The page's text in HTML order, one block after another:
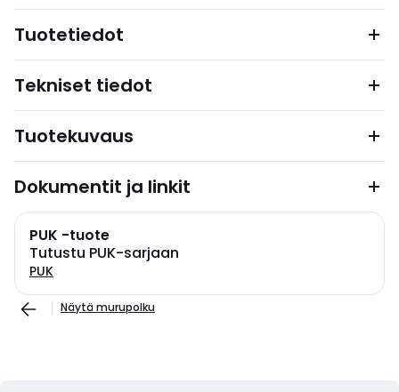
Tuotetiedot
Tekniset tiedot
Tuotekuvaus
Dokumentit ja linkit
PUK -tuote
Tutustu PUK-sarjaan
PUK
Näytä murupolku